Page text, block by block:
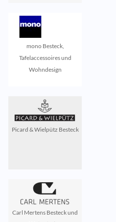
mono Besteck,
Tafelaccessoires und
Wohndesign
Picard & Wielpütz Besteck
Carl Mertens Besteck und